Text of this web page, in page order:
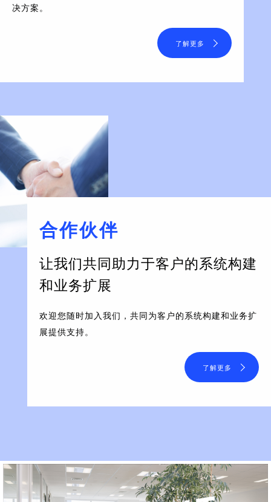
决方案。
了解更多
合作伙伴
让我们共同助力于客户的系统构建
和业务扩展
欢迎您随时加入我们，共同为客户的系统构建和业务扩
展提供支持。
了解更多